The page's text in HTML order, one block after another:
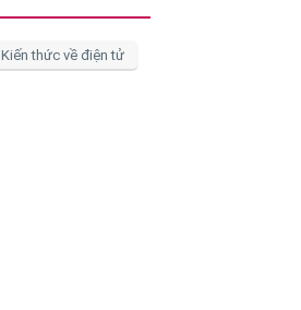
Kiến thức về điện tử